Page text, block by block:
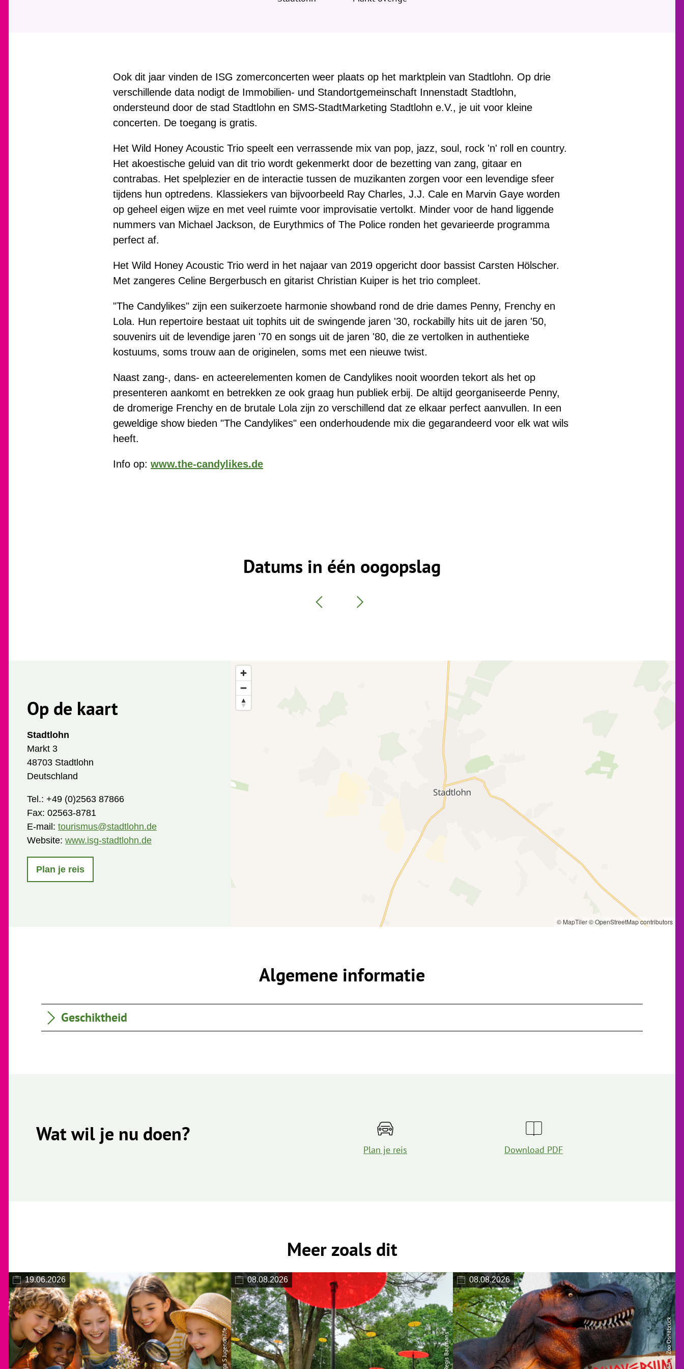
Ook dit jaar vinden de ISG zomerconcerten weer plaats op het marktplein van Stadtlohn. Op drie
verschillende data nodigt de Immobilien- und Standortgemeinschaft Innenstadt Stadtlohn,
ondersteund door de stad Stadtlohn en SMS-StadtMarketing Stadtlohn e.V., je uit voor kleine
concerten. De toegang is gratis.
Het Wild Honey Acoustic Trio speelt een verrassende mix van pop, jazz, soul, rock 'n' roll en country.
Het akoestische geluid van dit trio wordt gekenmerkt door de bezetting van zang, gitaar en
contrabas. Het spelplezier en de interactie tussen de muzikanten zorgen voor een levendige sfeer
tijdens hun optredens. Klassiekers van bijvoorbeeld Ray Charles, J.J. Cale en Marvin Gaye worden
op geheel eigen wijze en met veel ruimte voor improvisatie vertolkt. Minder voor de hand liggende
nummers van Michael Jackson, de Eurythmics of The Police ronden het gevarieerde programma
perfect af.
Het Wild Honey Acoustic Trio werd in het najaar van 2019 opgericht door bassist Carsten Hölscher.
Met zangeres Celine Bergerbusch en gitarist Christian Kuiper is het trio compleet.
"The Candylikes" zijn een suikerzoete harmonie showband rond de drie dames Penny, Frenchy en
Lola. Hun repertoire bestaat uit tophits uit de swingende jaren '30, rockabilly hits uit de jaren '50,
souvenirs uit de levendige jaren '70 en songs uit de jaren '80, die ze vertolken in authentieke
kostuums, soms trouw aan de originelen, soms met een nieuwe twist.
Naast zang-, dans- en acteerelementen komen de Candylikes nooit woorden tekort als het op
presenteren aankomt en betrekken ze ook graag hun publiek erbij. De altijd georganiseerde Penny,
de dromerige Frenchy en de brutale Lola zijn zo verschillend dat ze elkaar perfect aanvullen. In een
geweldige show bieden "The Candylikes" een onderhoudende mix die gegarandeerd voor elk wat wils
heeft.
Info op: www.the-candylikes.de
Datums in één oogopslag
Op de kaart
Stadtlohn
Markt 3
48703 Stadtlohn
Deutschland
Tel.: +49 (0)2563 87866
Fax: 02563-8781
E-mail: tourismus@stadtlohn.de
Website: www.isg-stadtlohn.de
Plan je reis
© MapTiler© OpenStreetMap contributors
Algemene informatie
Geschiktheid
Wat wil je nu doen?
Plan je reis Download PDF
Meer zoals dit
19.06.2026
© Lega S Jugendhilfe
08.08.2026
© Regis Baumans
08.08.2026
| Zoo Osnabrück